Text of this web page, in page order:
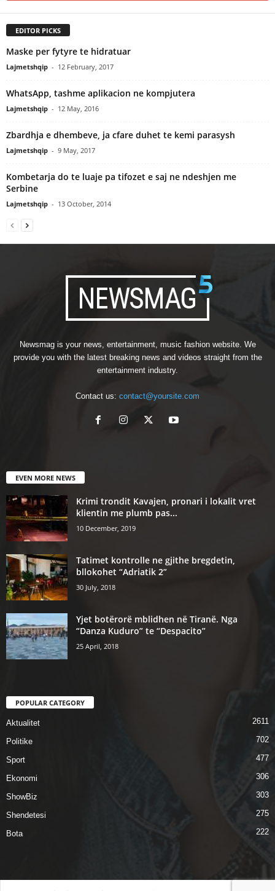
EDITOR PICKS
Maske per fytyre te hidratuar
Lajmetshqip - 12 February, 2017
WhatsApp, tashme aplikacion ne kompjutera
Lajmetshqip - 12 May, 2016
Zbardhja e dhembeve, ja cfare duhet te kemi parasysh
Lajmetshqip - 9 May, 2017
Kombetarja do te luaje pa tifozet e saj ne ndeshjen me
Serbine
Lajmetshqip - 13 October, 2014
Newsmag is your news, entertainment, music fashion website. We
provide you with the latest breaking news and videos straight from the
entertainment industry.
Contact us: contact@yoursite.com
EVEN MORE NEWS
Krimi trondit Kavajen, pronari i lokalit vret
klientin me plumb pas...
10 December, 2019
Tatimet kontrolle ne gjithe bregdetin,
bllokohet “Adriatik 2”
30 July, 2018
Yjet botërorë mblidhen në Tiranë. Nga
“Danza Kuduro” te “Despacito”
25 April, 2018
POPULAR CATEGORY
Aktualitet 2611
Politike 702
Sport 477
Ekonomi 306
ShowBiz 303
Shendetesi 275
Bota 222